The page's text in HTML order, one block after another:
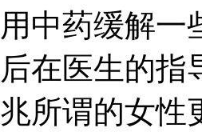
中药缓解一
在医生的指
所谓的女